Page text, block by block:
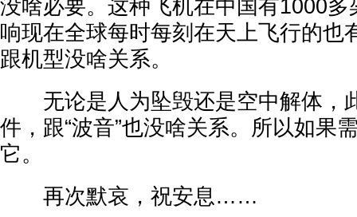
没啥必要。这种飞机在中国有1000
响现在全球每时每刻在天上飞行的也
跟机型没啥关系。
无论是人为坠毁还是空中解体，
件，跟“波音”也没啥关系。所以如果
它。
再次默哀，祝安息……